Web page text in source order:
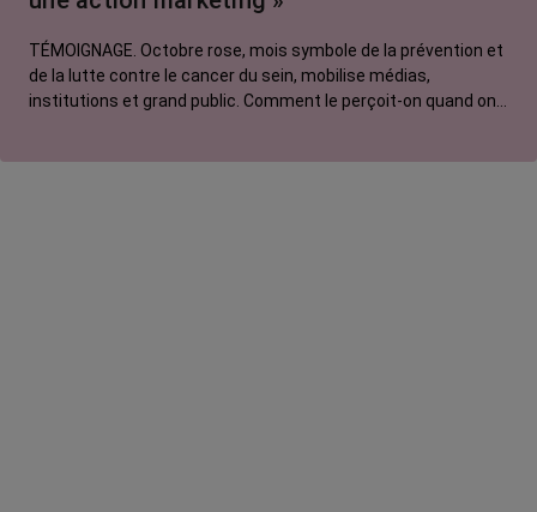
TÉMOIGNAGE. Octobre rose, mois symbole de la prévention et
de la lutte contre le cancer du sein, mobilise médias,
institutions et grand public. Comment le perçoit-on quand on